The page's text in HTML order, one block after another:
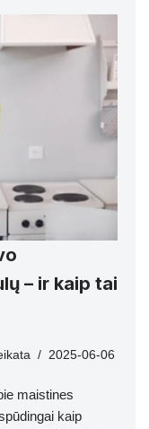
– ir kaip tai
2025-06-06
maistines
kaip